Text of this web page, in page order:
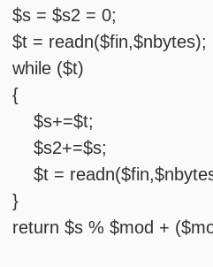
$s = $s2 = 0;
$t = readn($fin,$nbytes);
while ($t)
{
$s+=$t;
$s2+=$s;
$t =
}
return $s % $mod +